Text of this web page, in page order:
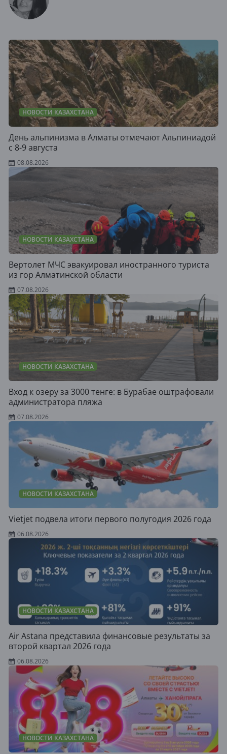
НОВОСТИ КАЗАХСТАНА
День альпинизма в Алматы отмечают Альпиниадой
с 8-9 августа
08.08.2026
НОВОСТИ КАЗАХСТАНА
Вертолет МЧС эвакуировал иностранного туриста
из гор Алматинской области
07.08.2026
НОВОСТИ КАЗАХСТАНА
Вход к озеру за 3000 тенге: в Бурабае оштрафовали
администратора пляжа
07.08.2026
НОВОСТИ КАЗАХСТАНА
Vietjet подвела итоги первого полугодия 2026 года
06.08.2026
НОВОСТИ КАЗАХСТАНА
Air Astana представила финансовые результаты за
второй квартал 2026 года
06.08.2026
НОВОСТИ КАЗАХСТАНА